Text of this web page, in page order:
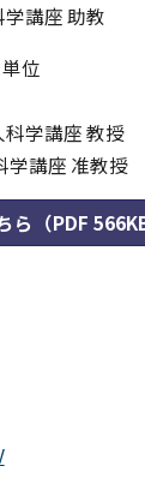
講座 助教
位
学講座 教授
講座 准教授
（PDF 566KB